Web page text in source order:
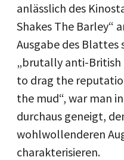
anlässlich des
Shakes The Barley“
Ausgabe des Blattes
„brutally anti-British
to drag the
the mud“, war man
durchaus geneigt,
wohlwollenderen
charakterisieren.